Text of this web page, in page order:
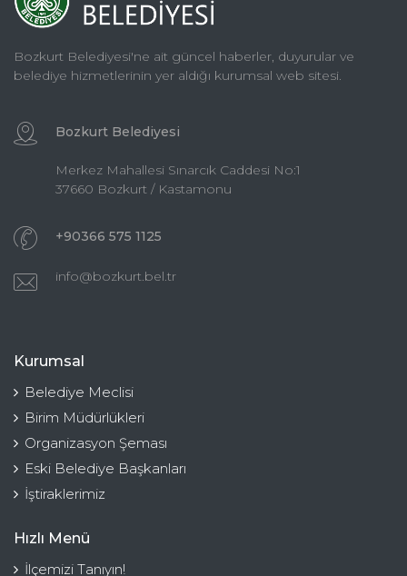
Bozkurt Belediyesi'ne ait güncel haberler, duyurular ve
belediye hizmetlerinin yer aldığı kurumsal web sitesi.
Bozkurt Belediyesi
Merkez Mahallesi Sınarcık Caddesi No:1
37660 Bozkurt / Kastamonu
+90366 575 1125
info@bozkurt.bel.tr
Kurumsal
Belediye Meclisi
Birim Müdürlükleri
Organizasyon Şeması
Eski Belediye Başkanları
İştiraklerimiz
Hızlı Menü
İlçemizi Tanıyın!